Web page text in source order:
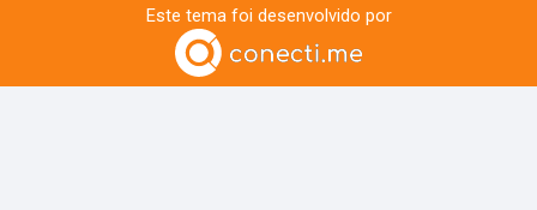
Este tema foi desenvolvido por